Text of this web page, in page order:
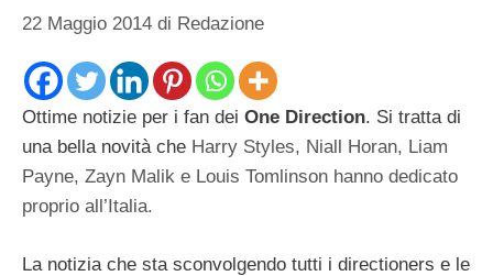
22 Maggio 2014 di Redazione
Ottime notizie per i fan dei One Direction. Si tratta di
una bella novità che Harry Styles, Niall Horan, Liam
Payne, Zayn Malik e Louis Tomlinson hanno dedicato
proprio all’Italia.
La notizia che sta sconvolgendo tutti i directioners e le